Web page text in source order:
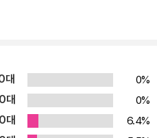
풀까지 욕심내는 지경에 이른다.
꼭대기의 동굴에 과자랑 빵을
당장 오리를 앞세우고 언니 오리
하자마자 “케이크랑 초콜릿도
동굴에선 “있지……있지……” 하
대
0%
대
0%
대
6.4%